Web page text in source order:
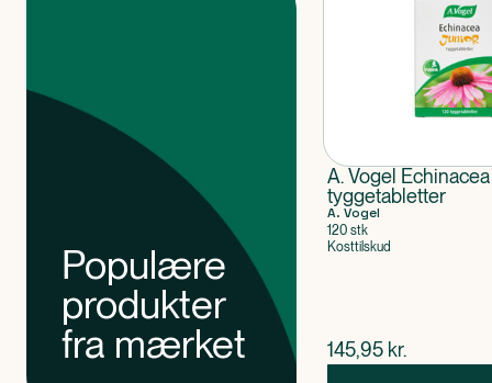
Populære
produkter
fra mærket
A. Vogel
tyggetabletter
A. Vogel
120 stk
Kosttilskud
$nuværende pris
145,95 kr.